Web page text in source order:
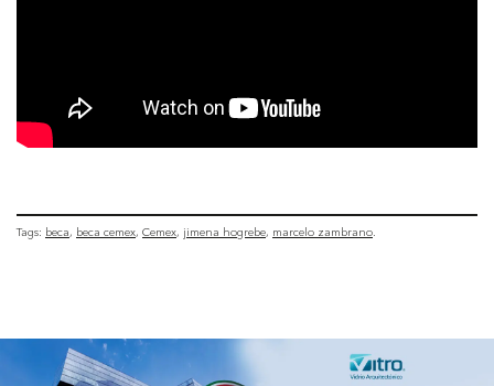
Tags: beca beca cemex Cemex jimena hogrebe marcelo zambrano